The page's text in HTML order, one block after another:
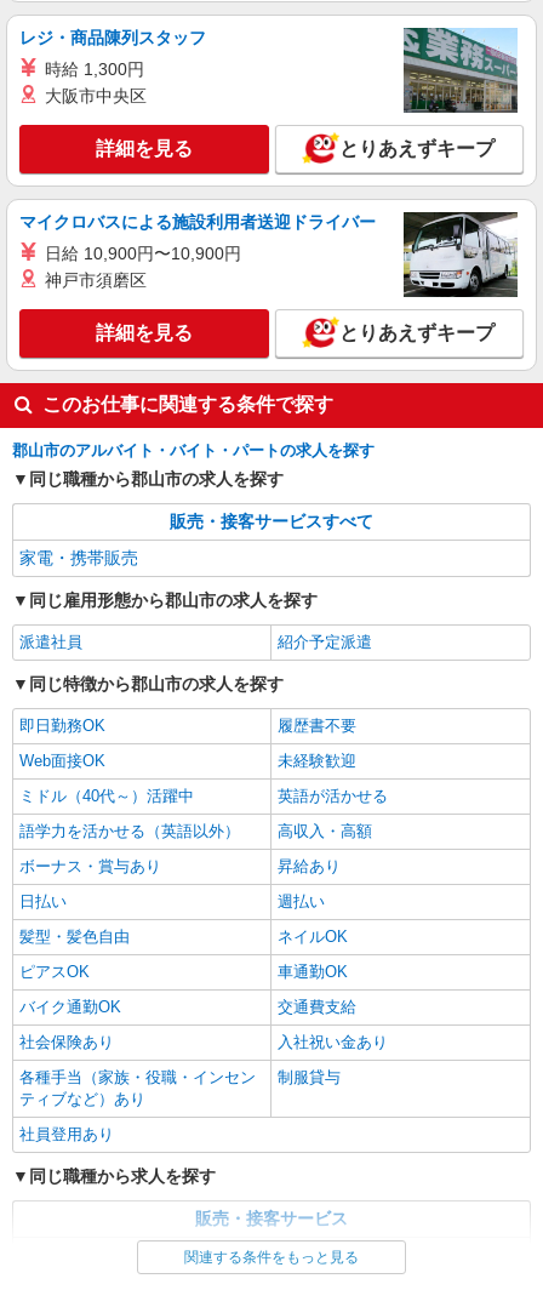
ソフトバンクショップの携帯販売スタッフ
月給 210,567円 〜 256,438円 固定残業代:
27,177円 〜 33,098円（20時間相当） ＊時間外手
当は時間外労働の有無にかかわらず、固定残業代
として支給し、相当時間を超える時間外労働分は
法定どおり追加で支給します。 試用期間あり 3ヶ
月 ※経験・能力による 【試用期間】月給 210567
円 〜 256438 円
■ソフトバンク郡山南店 福島県 郡山市 南2丁
キープ 詳細を見る
正社員
ソフトバンク郡山駅東店
ソフトバンクショップの携帯販売スタッフ
月給 200,000円 〜 400,000円 試用期間あり 3
ヶ月 ※経験・能力による 【試用期間】月給
200000 円 〜 400000 円
■ソフトバンク郡山駅東店 福島県 郡山市 向河
原町 4‐40
詳細を見る
レジ・商品陳列スタッフ
時給 1,300円
大阪市中央区
詳細を見る とりあえずキープ
マイクロバスによる施設利用者送迎ドライバー
日給 10,900円〜10,900円
神戸市須磨区
詳細を見る とりあえずキープ
このお仕事に関連する条件で探す
郡山市のアルバイト・バイト・パートの求人を探す
同じ職種から郡山市の求人を探す
販売・接客サービスすべて
家電・携帯販売
同じ雇用形態から郡山市の求人を探す
派遣社員 紹介予定派遣
同じ特徴から郡山市の求人を探す
即日勤務OK
履歴書不要
Web面接OK
未経験歓迎
ミドル（40代～）活躍中
英語が活かせる
語学力を活かせる（英語以外）
高収入・高額
ボーナス・賞与あり
昇給あり
日払い
週払い
髪型・髪色自由
ネイルOK
ピアスOK
車通勤OK
バイク通勤OK
交通費支給
社会保険あり
入社祝い金あり
各種手当（家族・役職・インセン
ティブなど）あり
制服貸与
社員登用あり
同じ職種から求人を探す
販売・接客サービス
関連する条件をもっと見る